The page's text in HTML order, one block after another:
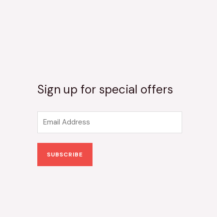
Sign up for special offers
m
a
SUBSCRIBE